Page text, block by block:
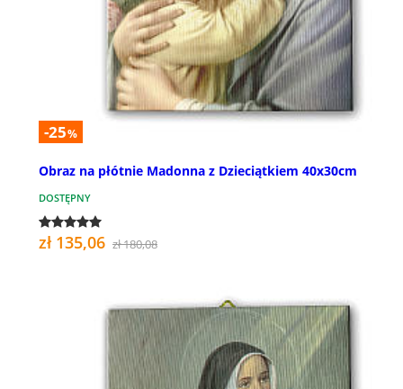
-25%
Obraz na płótnie Madonna z Dzieciątkiem 40x30cm
DOSTĘPNY
zł 135,06 zł 180,08